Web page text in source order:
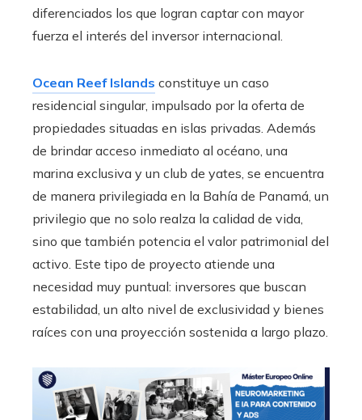
diferenciados los que logran captar con mayor
fuerza el interés del inversor internacional.
Ocean Reef Islands constituye un caso
residencial singular, impulsado por la oferta de
propiedades situadas en islas privadas. Además
de brindar acceso inmediato al océano, una
marina exclusiva y un club de yates, se encuentra
de manera privilegiada en la Bahía de Panamá, un
privilegio que no solo realza la calidad de vida,
sino que también potencia el valor patrimonial del
activo. Este tipo de proyecto atiende una
necesidad muy puntual: inversores que buscan
estabilidad, un alto nivel de exclusividad y bienes
raíces con una proyección sostenida a largo plazo.